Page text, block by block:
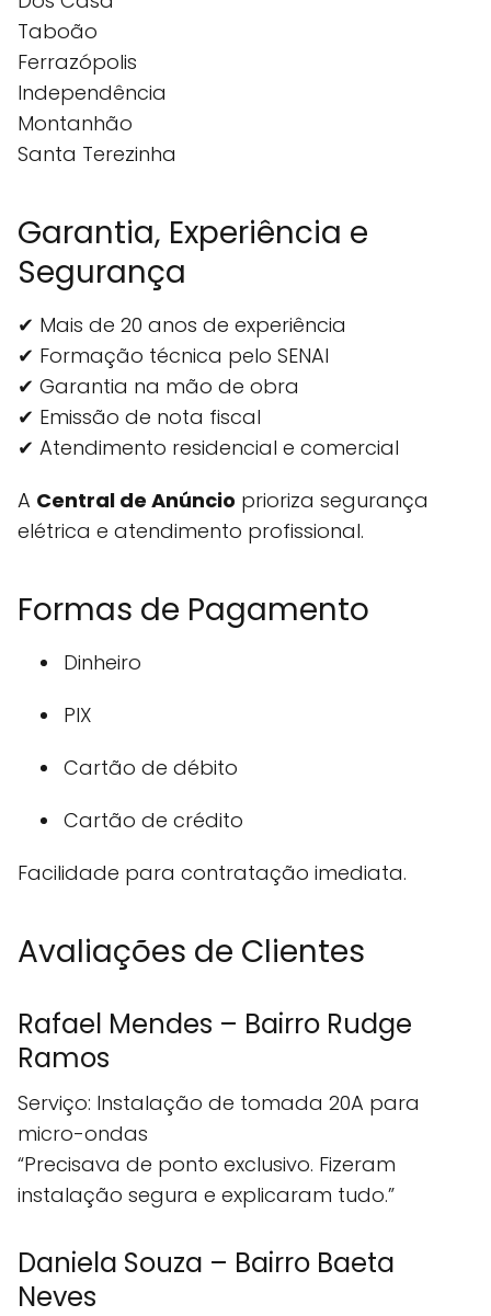
Taboão
Ferrazópolis
Independência
Montanhão
Santa Terezinha
Garantia, Experiência e
Segurança
✔ Mais de 20 anos de experiência
✔ Formação técnica pelo SENAI
✔ Garantia na mão de obra
✔ Emissão de nota fiscal
✔ Atendimento residencial e comercial
A Central de Anúncio prioriza segurança
elétrica e atendimento profissional.
Formas de Pagamento
Dinheiro
PIX
Cartão de débito
Cartão de crédito
Facilidade para contratação imediata.
Avaliações de Clientes
Rafael Mendes – Bairro Rudge
Ramos
Serviço: Instalação de tomada 20A para
micro-ondas
“Precisava de ponto exclusivo. Fizeram
instalação segura e explicaram tudo.”
Daniela Souza – Bairro Baeta
Neves